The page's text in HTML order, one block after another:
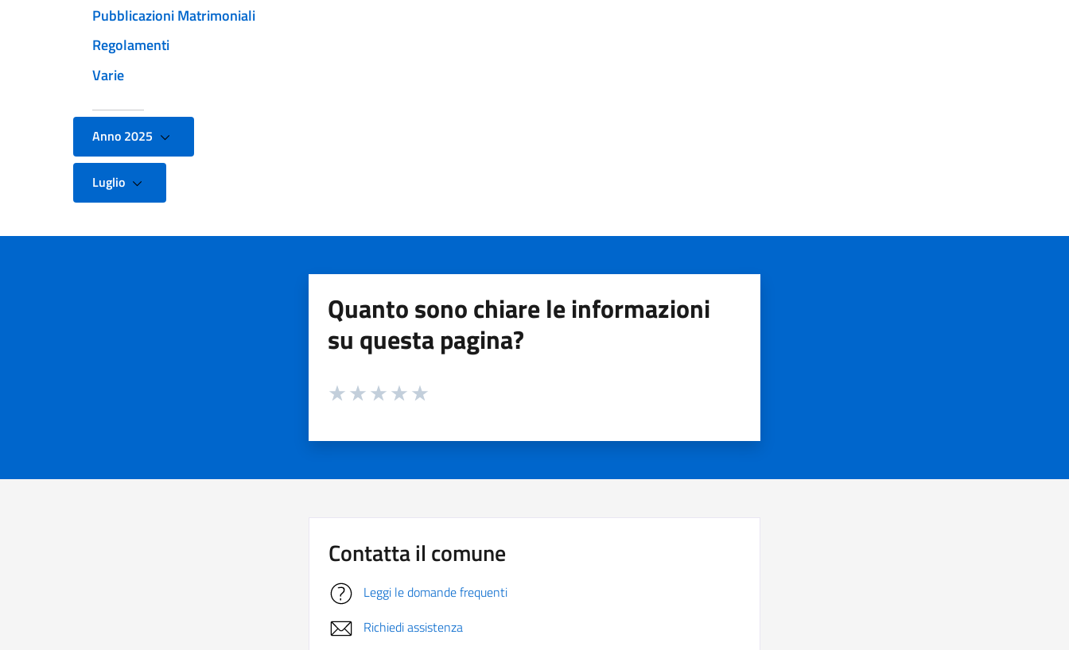
Pubblicazioni Matrimoniali
Regolamenti
Varie
Anno 2025
Luglio
Quanto sono chiare le informazioni
su questa pagina?
Valuta da 1 a 5 stelle la pagina
Contatta il comune
Leggi le domande frequenti
Richiedi assistenza